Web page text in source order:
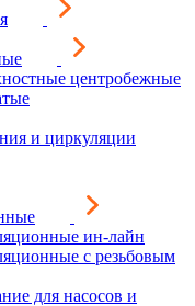
центробежные
и циркуляции
ин-лайн
с резьбовым
для насосов и